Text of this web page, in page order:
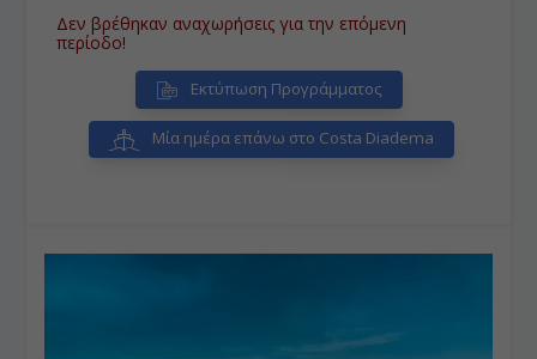
λιμάνι της, είναι και η παλιότερη πόλη της Γαλλίας, με
δυνατή ιστορία 26 αιώνων.
Δεν βρέθηκαν αναχωρήσεις για την επόμενη
περίοδο!
Εκτύπωση Προγράμματος
Μία ημέρα επάνω στο Costa Diadema